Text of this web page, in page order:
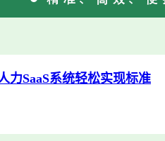
力SaaS系统轻松实现标准